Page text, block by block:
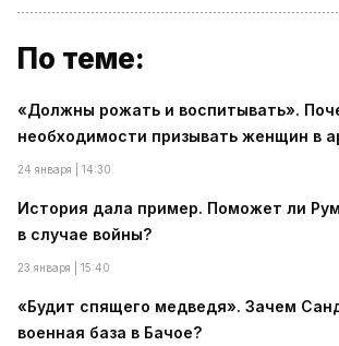
По теме:
«Должны рожать и воспитывать».
необходимости призывать женщин в
24 января | 14:30
История дала пример. Поможет ли
в случае войны?
23 января | 15:40
«Будит спящего медведя». Зачем
военная база в Бачое?